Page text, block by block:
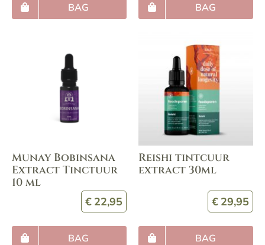
BAG BAG
Munay Bobinsana
Extract Tinctuur
10 ml
€ 22,95
BAG
Reishi tintcuur
extract 30ml
€ 29,95
BAG